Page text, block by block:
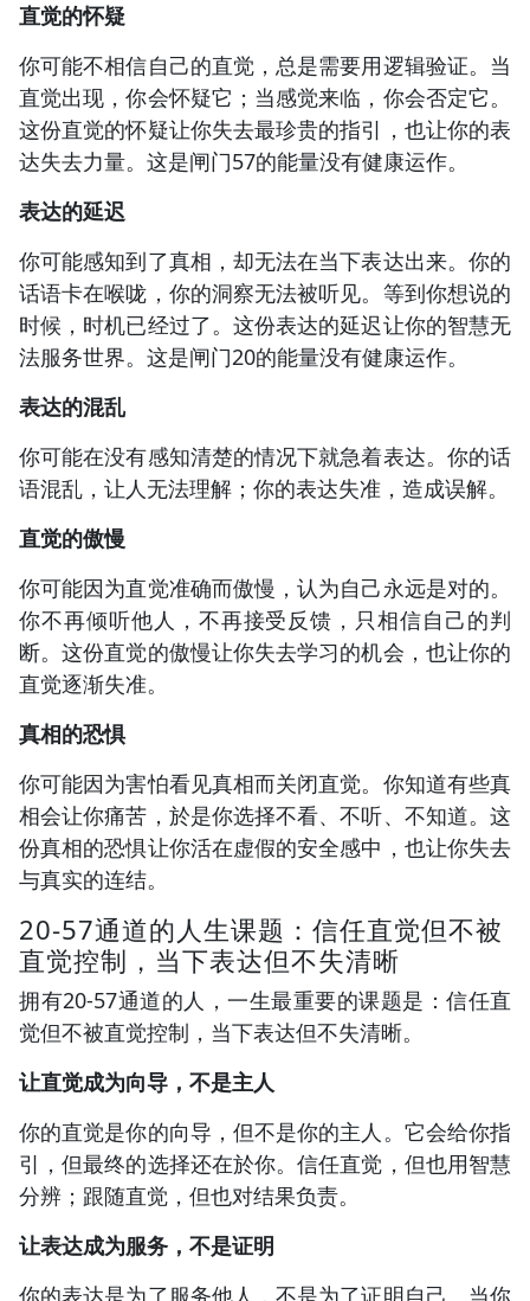
直觉的怀疑
你可能不相信自己的直觉，总是需要用逻辑验证。当
直觉出现，你会怀疑它；当感觉来临，你会否定它。
这份直觉的怀疑让你失去最珍贵的指引，也让你的表
达失去力量。这是闸门57的能量没有健康运作。
表达的延迟
你可能感知到了真相，却无法在当下表达出来。你的
话语卡在喉咙，你的洞察无法被听见。等到你想说的
时候，时机已经过了。这份表达的延迟让你的智慧无
法服务世界。这是闸门20的能量没有健康运作。
表达的混乱
你可能在没有感知清楚的情况下就急着表达。你的话
语混乱，让人无法理解；你的表达失准，造成误解。
直觉的傲慢
你可能因为直觉准确而傲慢，认为自己永远是对的。
你不再倾听他人，不再接受反馈，只相信自己的判
断。这份直觉的傲慢让你失去学习的机会，也让你的
直觉逐渐失准。
真相的恐惧
你可能因为害怕看见真相而关闭直觉。你知道有些真
相会让你痛苦，於是你选择不看、不听、不知道。这
份真相的恐惧让你活在虚假的安全感中，也让你失去
与真实的连结。
20-57通道的人生课题：信任直觉但不被
直觉控制，当下表达但不失清晰
拥有20-57通道的人，一生最重要的课题是：信任直
觉但不被直觉控制，当下表达但不失清晰。
让直觉成为向导，不是主人
你的直觉是你的向导，但不是你的主人。它会给你指
引，但最终的选择还在於你。信任直觉，但也用智慧
分辨；跟随直觉，但也对结果负责。
让表达成为服务，不是证明
你的表达是为了服务他人，不是为了证明自己。当你